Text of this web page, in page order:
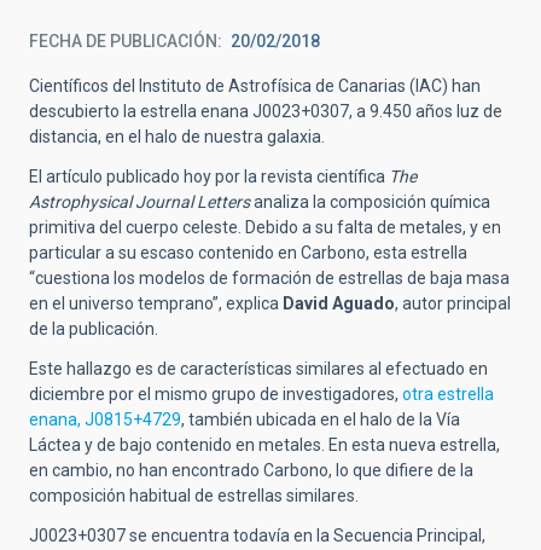
FECHA DE PUBLICACIÓN 20/02/2018
Científicos del Instituto de Astrofísica de Canarias (IAC) han
descubierto la estrella enana J0023+0307, a 9.450 años luz de
distancia, en el halo de nuestra galaxia.
El artículo publicado hoy por la revista científica The
Astrophysical Journal Lettersanaliza la composición química
primitiva del cuerpo celeste. Debido a su falta de metales, y en
particular a su escaso contenido en Carbono, esta estrella
“cuestiona los modelos de formación de estrellas de baja masa
en el universo temprano”, explica David Aguado, autor principal
de la publicación.
Este hallazgo es de características similares al efectuado en
diciembre por el mismo grupo de investigadores, otra estrella
enana, J0815+4729, también ubicada en el halo de la Vía
Láctea y de bajo contenido en metales. En esta nueva estrella,
en cambio, no han encontrado Carbono, lo que difiere de la
composición habitual de estrellas similares.
J0023+0307 se encuentra todavía en la Secuencia Principal,